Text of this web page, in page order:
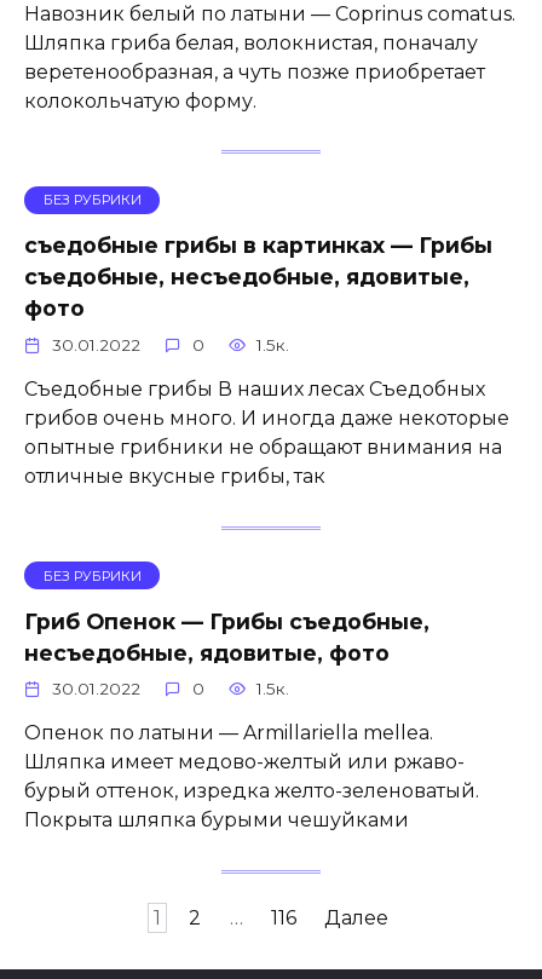
Навозник белый по латыни — Coprinus comatus.
Шляпка гриба белая, волокнистая, поначалу
веретенообразная, а чуть позже приобретает
колокольчатую форму.
БЕЗ РУБРИКИ
съедобные грибы в картинках — Грибы
съедобные, несъедобные, ядовитые,
фото
30.01.2022 0 1.5к.
Съедобные грибы В наших лесах Съедобных
грибов очень много. И иногда даже некоторые
опытные грибники не обращают внимания на
отличные вкусные грибы, так
БЕЗ РУБРИКИ
Гриб Опенок — Грибы съедобные,
несъедобные, ядовитые, фото
30.01.2022 0 1.5к.
Опенок по латыни — Armillariella mellea.
Шляпка имеет медово-желтый или ржаво-
бурый оттенок, изредка желто-зеленоватый.
Покрыта шляпка бурыми чешуйками
1 2 … 116 Далее